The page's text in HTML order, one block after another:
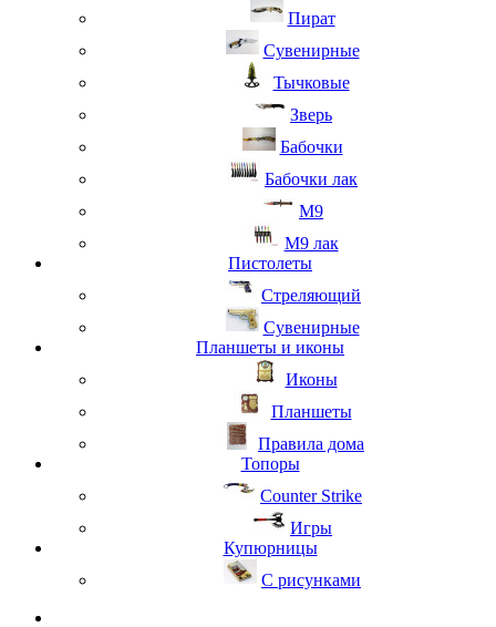
Пират
Сувенирные
Тычковые
Зверь
Бабочки
Бабочки лак
М9
M9 лак
Пистолеты
Стреляющий
Сувенирные
Планшеты и иконы
Иконы
Планшеты
Правила дома
Топоры
Counter Strike
Игры
Купюрницы
С рисунками